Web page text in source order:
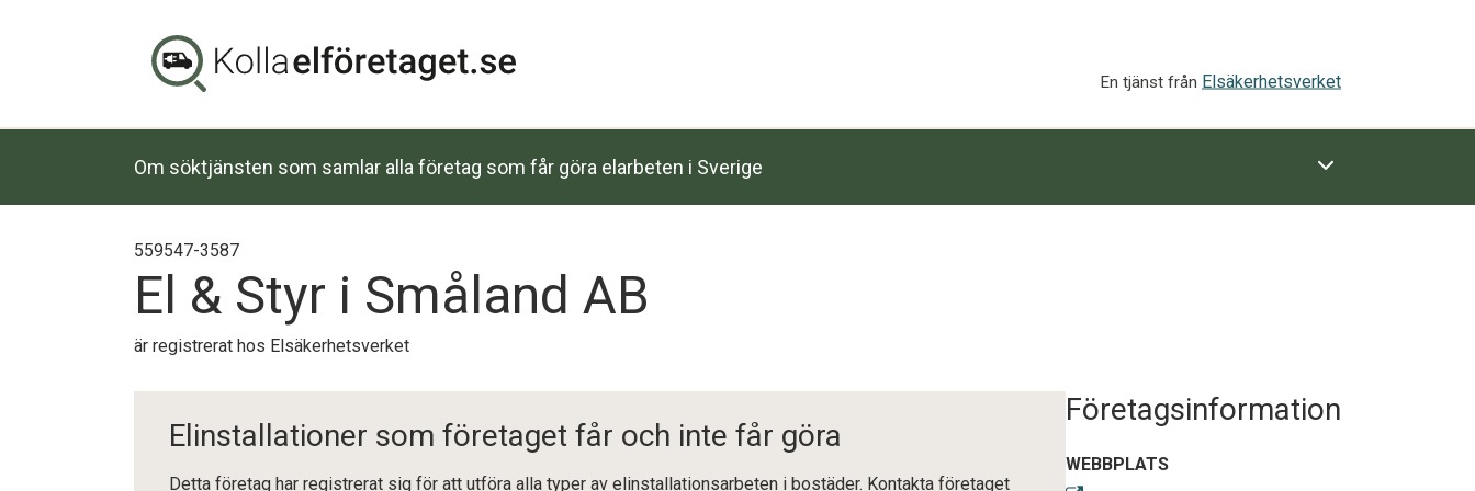
En tjänst från Elsäkerhetsverket
Om söktjänsten som samlar alla företag som får göra elarbeten i Sverige
559547-3587
El & Styr i Småland AB
är registrerat hos Elsäkerhetsverket
Elinstallationer som företaget får och inte får göra
Detta företag har registrerat sig för att utföra alla typer av elinstallationsarbeten i bostäder. Kontakta företaget
Företagsinformation
WEBBPLATS